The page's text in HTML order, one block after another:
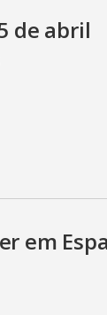
de abril
em